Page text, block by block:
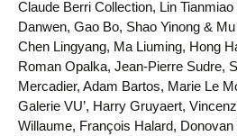
Claude Berri Collection, Lin
Danwen, Gao Bo, Shao Yinong &
Chen Lingyang, Ma Liuming, Hong
Roman Opalka, Jean-Pierre Sudre,
Mercadier, Adam Bartos, Marie Le
Galerie VU’, Harry Gruyaert,
Willaume, François Halard,